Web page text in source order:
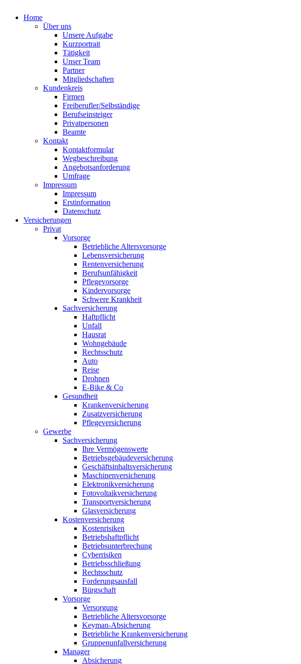
Home
Über uns
Unsere Aufgabe
Kurzportrait
Tätigkeit
Unser Team
Partner
Mitgliedschaften
Kundenkreis
Firmen
Freiberufler/Selbständige
Berufseinsteiger
Privatpersonen
Beamte
Kontakt
Kontaktformular
Wegbeschreibung
Angebotsanforderung
Umfrage
Impressum
Impressum
Erstinformation
Datenschutz
Versicherungen
Privat
Vorsorge
Betriebliche Altersvorsorge
Lebensversicherung
Rentenversicherung
Berufsunfähigkeit
Pflegevorsorge
Kindervorsorge
Schwere Krankheit
Sachversicherung
Haftpflicht
Unfall
Hausrat
Wohngebäude
Rechtsschutz
Auto
Reise
Drohnen
E-Bike & Co
Gesundheit
Krankenversicherung
Zusatzversicherung
Pflegeversicherung
Gewerbe
Sachversicherung
Ihre Vermögenswerte
Betriebsgebäudeversicherung
Geschäftsinhaltsversicherung
Maschinenversicherung
Elektronikversicherung
Fotovoltaikversicherung
Transportversicherung
Glasversicherung
Kostenversicherung
Kostenrisiken
Betriebshaftpflicht
Betriebsunterbrechung
Cyberrisiken
Betriebsschließung
Rechtsschutz
Forderungsausfall
Bürgschaft
Vorsorge
Versorgung
Betriebliche Altersvorsorge
Keyman-Absicherung
Betriebliche Krankenversicherung
Gruppenunfallversicherung
Manager
Absicherung